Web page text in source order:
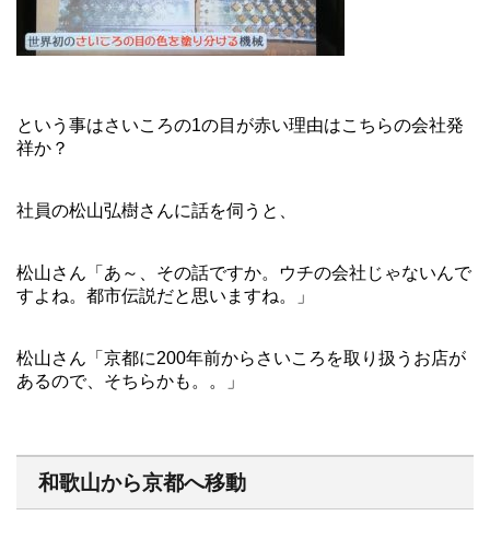
という事はさいころの1の目が赤い理由はこちらの会社発
祥か？
社員の松山弘樹さんに話を伺うと、
松山さん「あ～、その話ですか。ウチの会社じゃないんで
すよね。都市伝説だと思いますね。」
松山さん「京都に200年前からさいころを取り扱うお店が
あるので、そちらかも。。」
和歌山から京都へ移動